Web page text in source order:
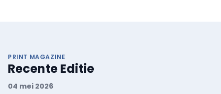
PRINT MAGAZINE
Recente Editie
04 mei 2026